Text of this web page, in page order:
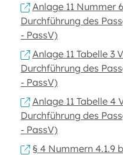
Anlage 11 Nummer
Durchführung des
- PassV)
Anlage 11 Tabelle 3
Durchführung des
- PassV)
Anlage 11 Tabelle 4
Durchführung des
- PassV)
§ 4 Nummern 4.1.9